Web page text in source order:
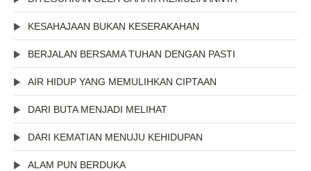
KESAHAJAAN BUKAN KESERAKAHAN
BERJALAN BERSAMA TUHAN DENGAN PASTI
AIR HIDUP YANG MEMULIHKAN CIPTAAN
DARI BUTA MENJADI MELIHAT
DARI KEMATIAN MENUJU KEHIDUPAN
ALAM PUN BERDUKA